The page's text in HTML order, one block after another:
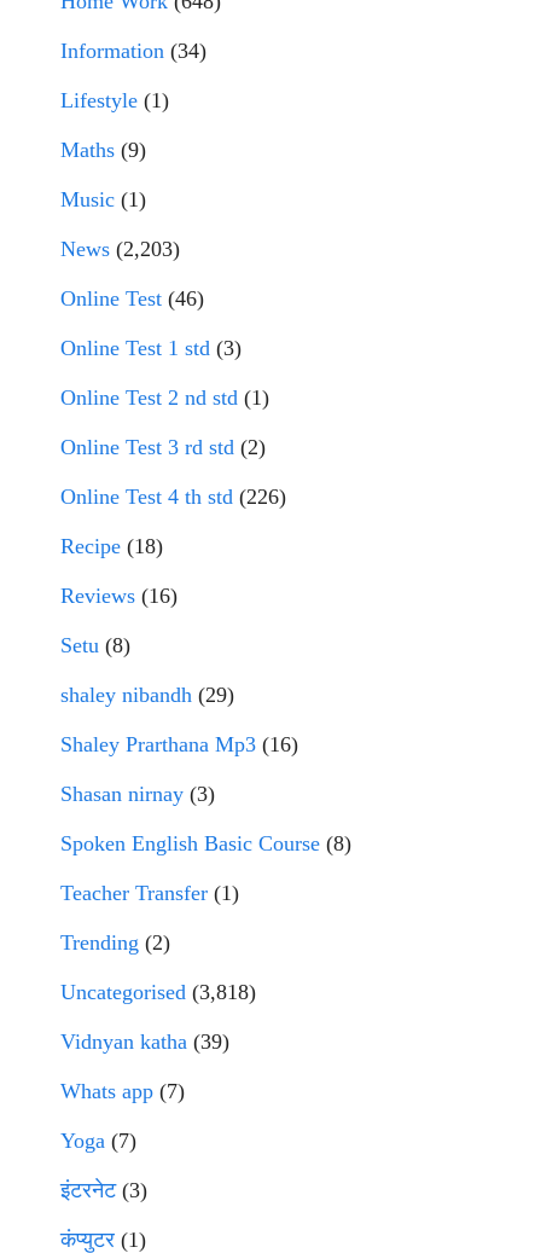
Information (34)
Lifestyle (1)
Maths (9)
Music (1)
News (2,203)
Online Test (46)
Online Test 1 std (3)
Online Test 2 nd std (1)
Online Test 3 rd std (2)
Online Test 4 th std (226)
Recipe (18)
Reviews (16)
Setu (8)
shaley nibandh (29)
Shaley Prarthana Mp3 (16)
Shasan nirnay (3)
Spoken English Basic Course (8)
Teacher Transfer (1)
Trending (2)
Uncategorised (3,818)
Vidnyan katha (39)
Whats app (7)
Yoga (7)
इंटरनेट(3)
कंप्युटर (1)